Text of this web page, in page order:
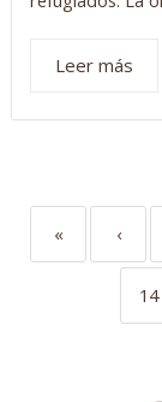
Leer más
« ‹
14